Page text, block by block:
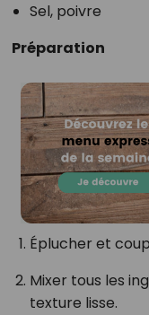
Sel, poivre
Préparation
Éplucher et
Mixer tous les
texture lisse.